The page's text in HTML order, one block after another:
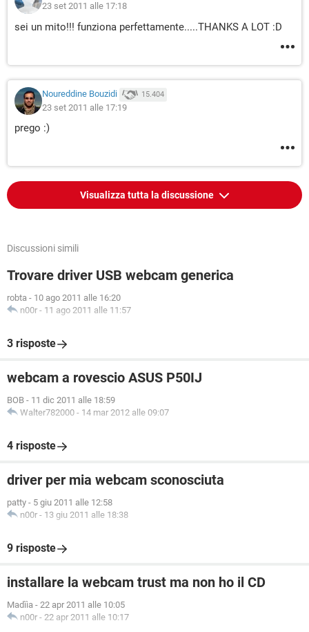
23 set 2011 alle 17:18
sei un mito!!! funziona perfettamente.....THANKS A LOT :D
Noureddine Bouzidi 15.404
23 set 2011 alle 17:19
prego :)
Visualizza tutta la discussione
Discussioni simili
Trovare driver USB webcam generica
robta - 10 ago 2011 alle 16:20
n00r - 11 ago 2011 alle 11:57
3 risposte
webcam a rovescio ASUS P50IJ
BOB - 11 dic 2011 alle 18:59
Walter782000 - 14 mar 2012 alle 09:07
4 risposte
driver per mia webcam sconosciuta
patty - 5 giu 2011 alle 12:58
n00r - 13 giu 2011 alle 18:38
9 risposte
installare la webcam trust ma non ho il CD
Madììa - 22 apr 2011 alle 10:05
n00r - 22 apr 2011 alle 10:17